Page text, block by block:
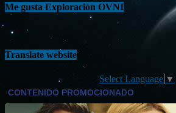
Me gusta Exploración OVNI
Translate website
Select Language ▼